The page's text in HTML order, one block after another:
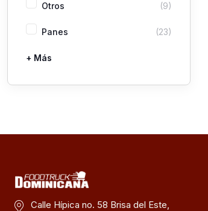
Otros (9)
Panes (23)
Pastas
Picaderas
Sazones y Salsas
Vegetales
+ Más
Calle Hípica no. 58 Brisa del Este,